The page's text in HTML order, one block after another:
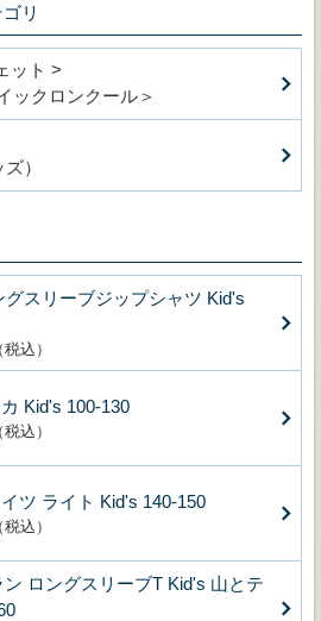
リ
ット >
ックロンクール＞
）
グスリーブジップシャツ Kid's
込）
Kid's 100-130
込）
ツ ライト Kid's 140-150
込）
ロングスリーブT Kid's 山とテ